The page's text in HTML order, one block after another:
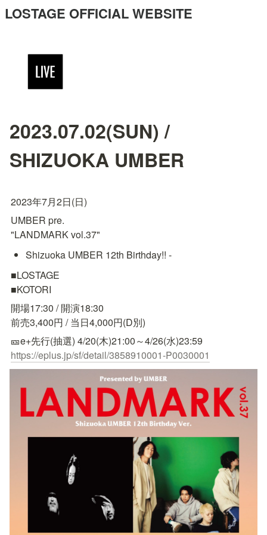
LOSTAGE OFFICIAL WEBSITE
2023.07.02(SUN) /
SHIZUOKA UMBER
2023年7月2日(日)
UMBER pre.
"LANDMARK vol.37"
Shizuoka UMBER 12th Birthday!! -
■LOSTAGE
■KOTORI
開場17:30 / 開演18:30
前売3,400円 / 当日4,000円(D別)
https://eplus.jp/sf/detail/3858910001-P0030001